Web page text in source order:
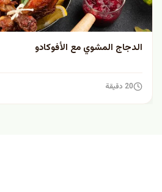
الدجاج المشوي مع الأفوكادو
20 دقيقة